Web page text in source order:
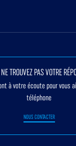
TROUVEZ PAS VOTRE
à votre écoute pour vous
téléphone
NOUS CONTACTER